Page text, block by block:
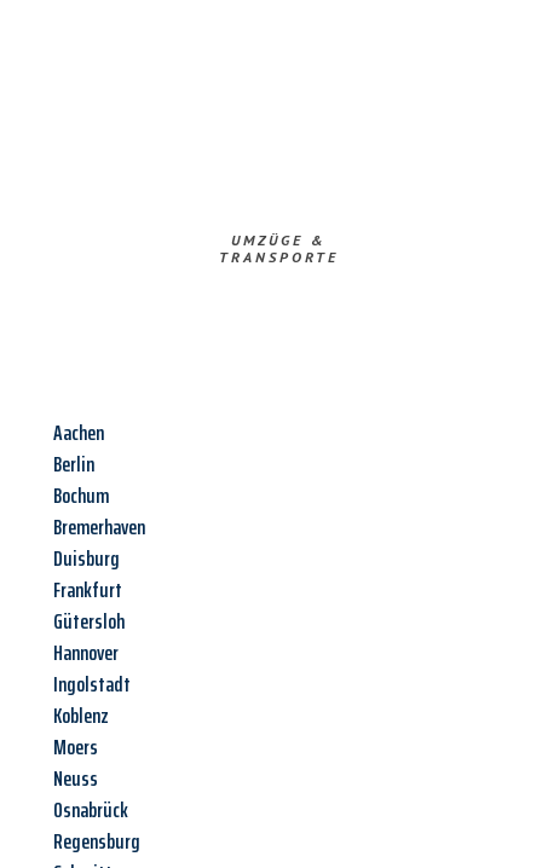
UMZÜGE &
TRANSPORTE
Aachen
Berlin
Bochum
Bremerhaven
Duisburg
Frankfurt
Gütersloh
Hannover
Ingolstadt
Koblenz
Moers
Neuss
Osnabrück
Regensburg